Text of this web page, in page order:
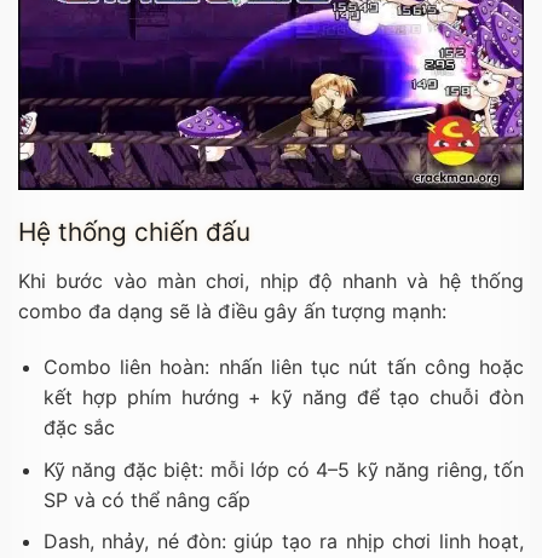
Hệ thống chiến đấu
Khi bước vào màn chơi, nhịp độ nhanh và hệ thống
combo đa dạng sẽ là điều gây ấn tượng mạnh:
Combo liên hoàn: nhấn liên tục nút tấn công hoặc
kết hợp phím hướng + kỹ năng để tạo chuỗi đòn
đặc sắc
Kỹ năng đặc biệt: mỗi lớp có 4–5 kỹ năng riêng, tốn
SP và có thể nâng cấp
Dash, nhảy, né đòn: giúp tạo ra nhịp chơi linh hoạt,